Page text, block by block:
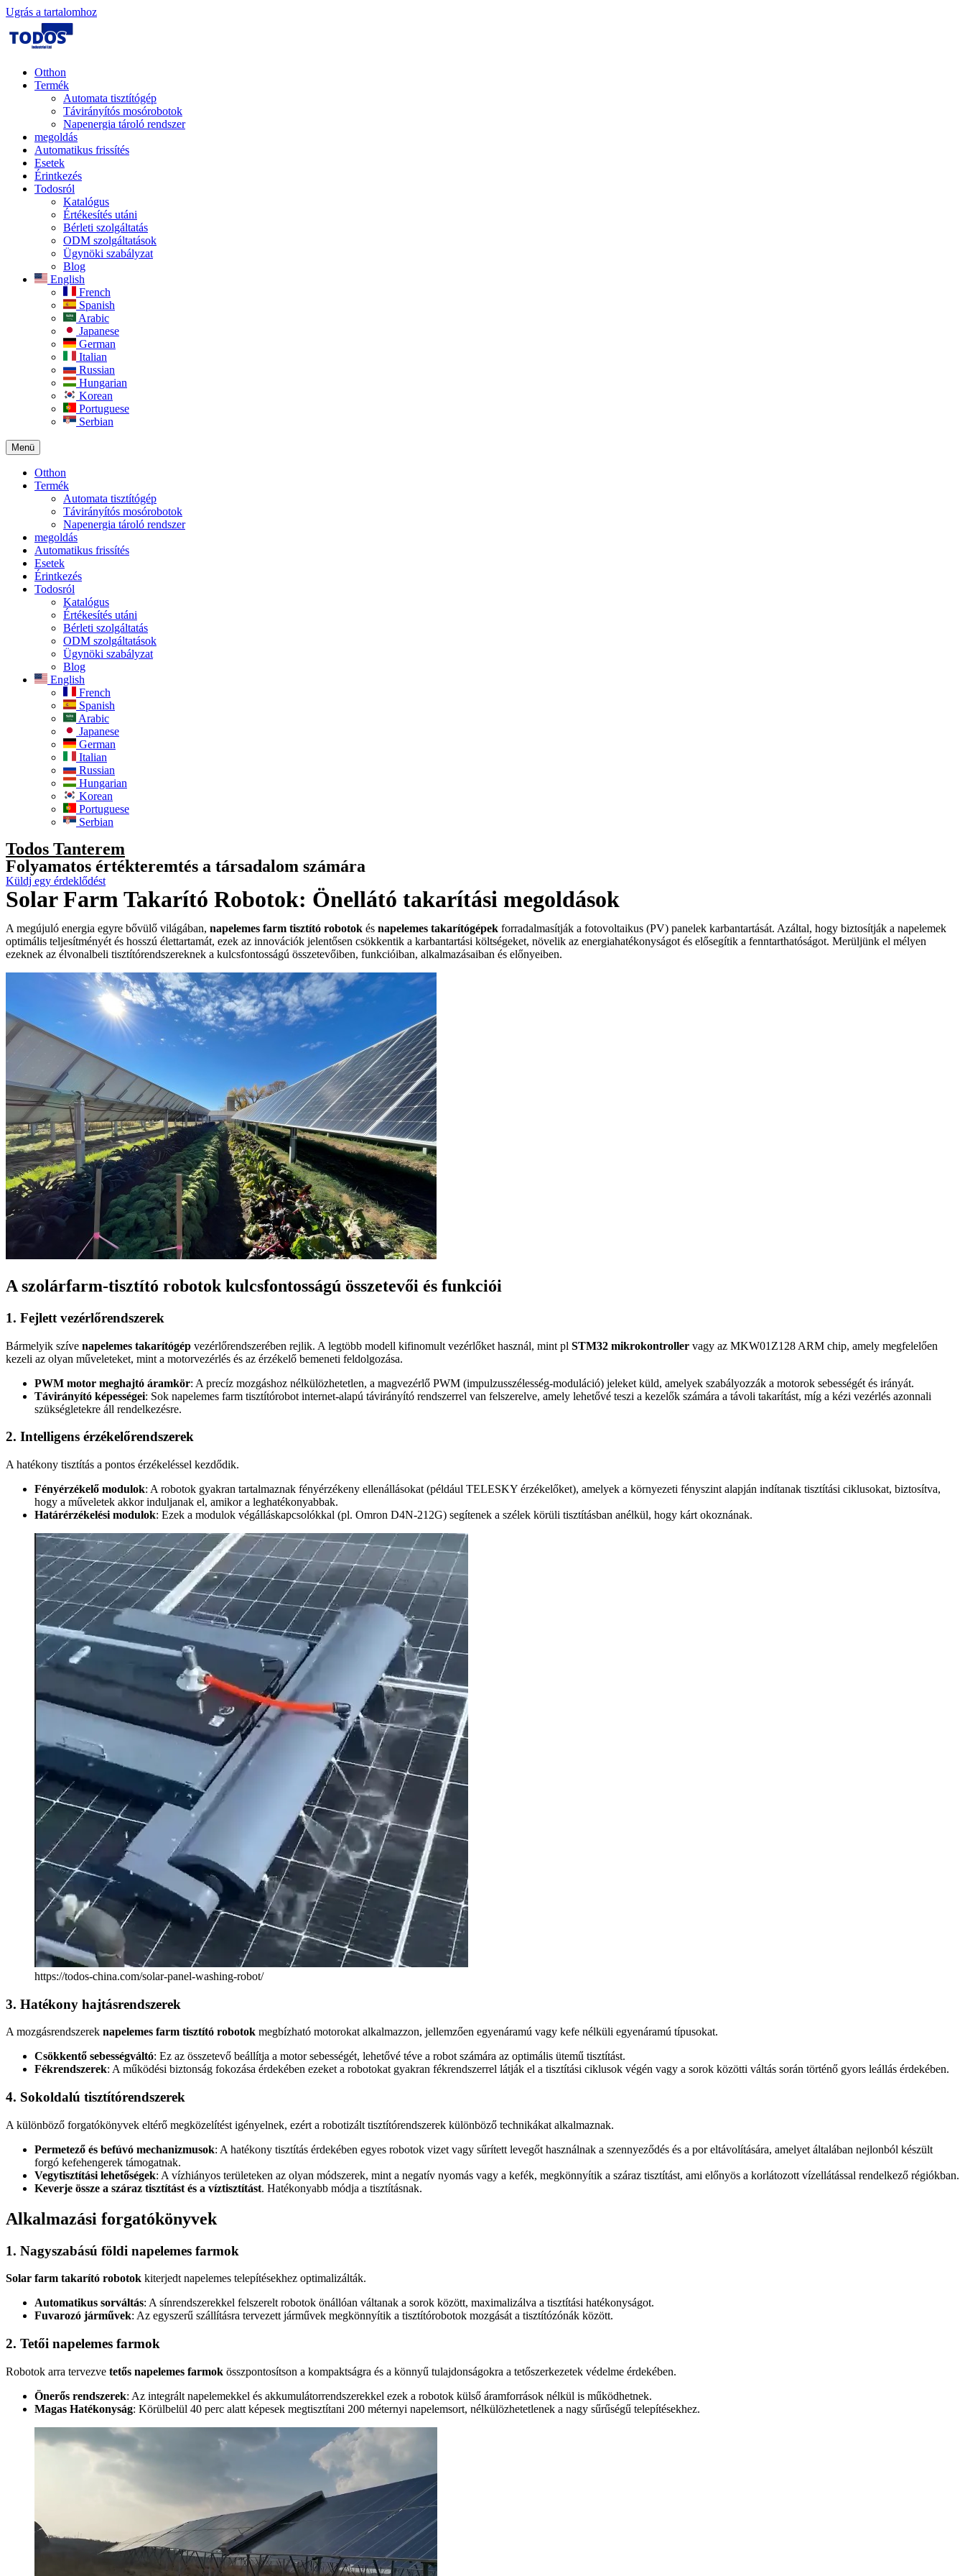
Ugrás a tartalomhoz
Otthon
Termék
Automata tisztítógép
Távirányítós mosórobotok
Napenergia tároló rendszer
megoldás
Automatikus frissítés
Esetek
Érintkezés
Todosról
Katalógus
Értékesítés utáni
Bérleti szolgáltatás
ODM szolgáltatások
Ügynöki szabályzat
Blog
English
French
Spanish
Arabic
Japanese
German
Italian
Russian
Hungarian
Korean
Portuguese
Serbian
Menü
Otthon
Termék
Automata tisztítógép
Távirányítós mosórobotok
Napenergia tároló rendszer
megoldás
Automatikus frissítés
Esetek
Érintkezés
Todosról
Katalógus
Értékesítés utáni
Bérleti szolgáltatás
ODM szolgáltatások
Ügynöki szabályzat
Blog
English
French
Spanish
Arabic
Japanese
German
Italian
Russian
Hungarian
Korean
Portuguese
Serbian
Todos Tanterem
Folyamatos értékteremtés a társadalom számára
Küldj egy érdeklődést
Solar Farm Takarító Robotok: Önellátó takarítási megoldások
A megújuló energia egyre bővülő világában, napelemes farm tisztító robotok és napelemes takarítógépek forradalmasítják a fotovoltaikus (PV) panelek karbantartását. Azáltal, hogy biztosítják a napelemek
optimális teljesítményét és hosszú élettartamát, ezek az innovációk jelentősen csökkentik a karbantartási költségeket, növelik az energiahatékonyságot és elősegítik a fenntarthatóságot. Merüljünk el mélyen
ezeknek az élvonalbeli tisztítórendszereknek a kulcsfontosságú összetevőiben, funkcióiban, alkalmazásaiban és előnyeiben.
A szolárfarm-tisztító robotok kulcsfontosságú összetevői és funkciói
1. Fejlett vezérlőrendszerek
Bármelyik szíve napelemes takarítógép vezérlőrendszerében rejlik. A legtöbb modell kifinomult vezérlőket használ, mint pl STM32 mikrokontroller vagy az MKW01Z128 ARM chip, amely megfelelően
kezeli az olyan műveleteket, mint a motorvezérlés és az érzékelő bemeneti feldolgozása.
PWM motor meghajtó áramkör: A precíz mozgáshoz nélkülözhetetlen, a magvezérlő PWM (impulzusszélesség-moduláció) jeleket küld, amelyek szabályozzák a motorok sebességét és irányát.
Távirányító képességei: Sok napelemes farm tisztítórobot internet-alapú távirányító rendszerrel van felszerelve, amely lehetővé teszi a kezelők számára a távoli takarítást, míg a kézi vezérlés azonnali
szükségletekre áll rendelkezésre.
2. Intelligens érzékelőrendszerek
A hatékony tisztítás a pontos érzékeléssel kezdődik.
Fényérzékelő modulok: A robotok gyakran tartalmaznak fényérzékeny ellenállásokat (például TELESKY érzékelőket), amelyek a környezeti fényszint alapján indítanak tisztítási ciklusokat, biztosítva,
hogy a műveletek akkor induljanak el, amikor a leghatékonyabbak.
Határérzékelési modulok: Ezek a modulok végálláskapcsolókkal (pl. Omron D4N-212G) segítenek a szélek körüli tisztításban anélkül, hogy kárt okoznának.
https://todos-china.com/solar-panel-washing-robot/
3. Hatékony hajtásrendszerek
A mozgásrendszerek napelemes farm tisztító robotok megbízható motorokat alkalmazzon, jellemzően egyenáramú vagy kefe nélküli egyenáramú típusokat.
Csökkentő sebességváltó: Ez az összetevő beállítja a motor sebességét, lehetővé téve a robot számára az optimális ütemű tisztítást.
Fékrendszerek: A működési biztonság fokozása érdekében ezeket a robotokat gyakran fékrendszerrel látják el a tisztítási ciklusok végén vagy a sorok közötti váltás során történő gyors leállás érdekében.
4. Sokoldalú tisztítórendszerek
A különböző forgatókönyvek eltérő megközelítést igényelnek, ezért a robotizált tisztítórendszerek különböző technikákat alkalmaznak.
Permetező és befúvó mechanizmusok: A hatékony tisztítás érdekében egyes robotok vizet vagy sűrített levegőt használnak a szennyeződés és a por eltávolítására, amelyet általában nejlonból készült
forgó kefehengerek támogatnak.
Vegytisztítási lehetőségek: A vízhiányos területeken az olyan módszerek, mint a negatív nyomás vagy a kefék, megkönnyítik a száraz tisztítást, ami előnyös a korlátozott vízellátással rendelkező régiókban.
Keverje össze a száraz tisztítást és a víztisztítást. Hatékonyabb módja a tisztításnak.
Alkalmazási forgatókönyvek
1. Nagyszabású földi napelemes farmok
Solar farm takarító robotok kiterjedt napelemes telepítésekhez optimalizálták.
Automatikus sorváltás: A sínrendszerekkel felszerelt robotok önállóan váltanak a sorok között, maximalizálva a tisztítási hatékonyságot.
Fuvarozó járművek: Az egyszerű szállításra tervezett járművek megkönnyítik a tisztítórobotok mozgását a tisztítózónák között.
2. Tetői napelemes farmok
Robotok arra tervezve tetős napelemes farmok összpontosítson a kompaktságra és a könnyű tulajdonságokra a tetőszerkezetek védelme érdekében.
Önerős rendszerek: Az integrált napelemekkel és akkumulátorrendszerekkel ezek a robotok külső áramforrások nélkül is működhetnek.
Magas Hatékonyság: Körülbelül 40 perc alatt képesek megtisztítani 200 méternyi napelemsort, nélkülözhetetlenek a nagy sűrűségű telepítésekhez.